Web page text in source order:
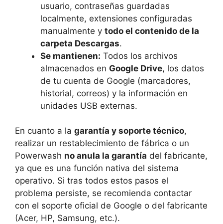
usuario, contraseñas guardadas
localmente, extensiones configuradas
manualmente y todo el contenido de la
carpeta Descargas.
Se mantienen: Todos los archivos
almacenados en Google Drive, los datos
de tu cuenta de Google (marcadores,
historial, correos) y la información en
unidades USB externas.
En cuanto a la garantía y soporte técnico,
realizar un restablecimiento de fábrica o un
Powerwash no anula la garantía del fabricante,
ya que es una función nativa del sistema
operativo. Si tras todos estos pasos el
problema persiste, se recomienda contactar
con el soporte oficial de Google o del fabricante
(Acer, HP, Samsung, etc.).